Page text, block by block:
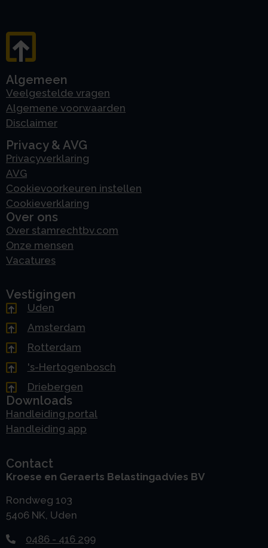
Algemeen
Veelgestelde vragen
Algemene voorwaarden
Disclaimer
Privacy & AVG
Privacyverklaring
AVG
Cookievoorkeuren instellen
Cookieverklaring
Over ons
Over stamrechtbv.com
Onze mensen
Vacatures
Vestigingen
Uden
Amsterdam
Rotterdam
's-Hertogenbosch
Driebergen
Downloads
Handleiding portal
Handleiding app
Contact
Kroese en Geraerts Belastingadvies BV
Rondweg 103
5406 NK, Uden
0486 - 416 299